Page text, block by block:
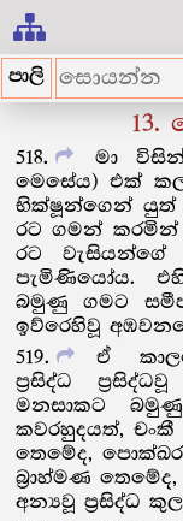
පාලි
13.
518
මා
මෙසේය) එක්
භික්ෂූන්ගෙන් යුත්
රට ගමන්
රට
පැමිණියෝය.
බමුණු ගමට
ඉව්රෙහිවූ
519
ඒ
ප්‍රසිද්ධ
මනසාකට
කවරහුදයත්, චංකී
තෙමේද,
බ්‍රාහ්මණ
අන්‍යවූ ප්‍රසිද්ධ